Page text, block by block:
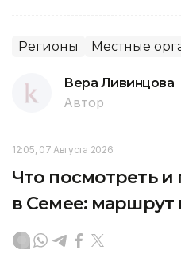
Регионы Местные
Вера Ливинцова
Автор
12:05, 07 Августа 2026
Что посмотреть и
в Семее: маршрут